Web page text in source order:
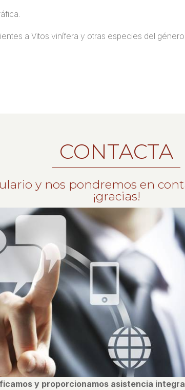
a Vitos vinífera y otras especies del género
CONTACTA
y nos pondremos en
¡gracias!
y proporcionamos asistencia